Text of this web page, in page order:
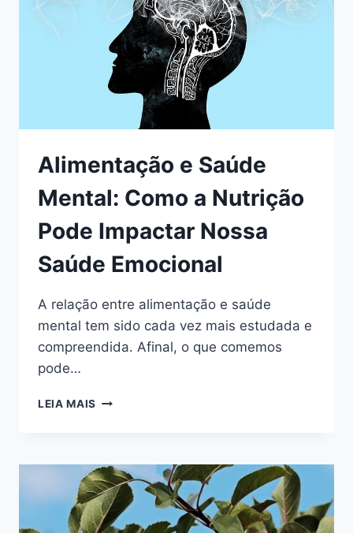
YUM
Alimentação e Saúde
Mental: Como a Nutrição
Pode Impactar Nossa
Saúde Emocional
A relação entre alimentação e saúde
mental tem sido cada vez mais estudada e
compreendida. Afinal, o que comemos
pode…
LEIA MAIS ALIMENTAÇÃO
COMO
A
NUTRIÇÃO
PODE